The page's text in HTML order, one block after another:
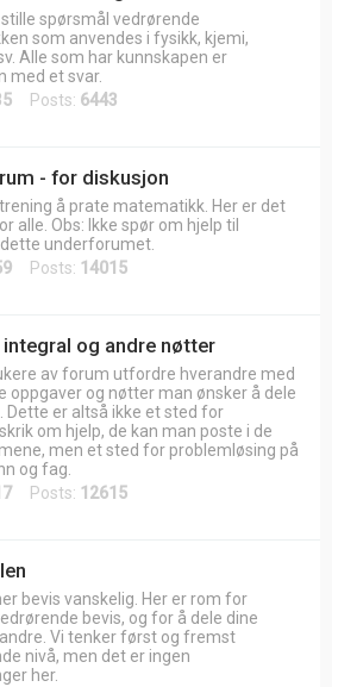
stille spørsmål vedrørende
som anvendes i fysikk, kjemi,
Alle som har kunnskapen er
med et svar.
Posts: 6443
- for diskusjon
å prate matematikk. Her er det
alle. Obs: Ikke spør om hjelp til
underforumet.
Posts: 14015
integral og andre nøtter
av forum utfordre hverandre med
oppgaver og nøtter man ønsker å dele
Dette er altså ikke et sted for
om hjelp, de kan man poste i de
men et sted for problemløsing på
og fag.
Posts: 12615
bevis vanskelig. Her er rom for
bevis, og for å dele dine
Vi tenker først og fremst
nivå, men det er ingen
her.